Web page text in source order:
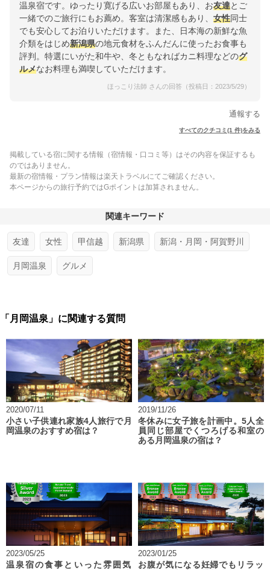
温泉宿です。ゆったり寛げる広いお部屋もあり、お友達とご
一緒でのご旅行にもお薦め。客室は清潔感もあり、 女性同士
でも安心してお泊りいただけます。また、日本海の新鮮な魚
介類をはじめ新潟県の地元食材をふんだんに使ったお食事も
評判。特選にいがた和牛や、冬ともなればカニ料理などのグ
ルメなお料理も満喫していただけます。
ほっこり法師 さんの回答（投稿日：2023/5/29）
通報する
すべてのクチコミ(1 件)をみる
掲載している宿に関する情報（宿情報・口コミ等）はその内容を保証するも
のではありません。
最新の宿情報・プラン情報は楽天トラベルにてご確認ください。
本ページからの旅行予約ではGポイントは加算されません。
関連キーワード
友達 女性 甲信越 新潟県 新潟・月岡・阿賀野川
月岡温泉 グルメ
「月岡温泉」に関連する質問
2020/07/11
小さい子供連れ家族4人旅行で月
岡温泉のおすすめ宿は？
2019/11/26
冬休みに女子旅を計画中。5人全
員同じ部屋でくつろげる和室の
ある月岡温泉の宿は？
2023/05/25
温泉宿の食事といった雰囲気
2023/01/25
お腹が気になる妊婦でもリラッ